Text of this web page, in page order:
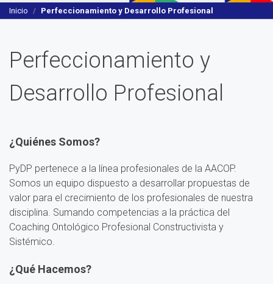
Inicio Perfeccionamiento y Desarrollo Profesional
Perfeccionamiento y
Desarrollo Profesional
¿Quiénes Somos?
PyDP pertenece a la línea profesionales de la AACOP.
Somos un equipo dispuesto a desarrollar propuestas de
valor para el crecimiento de los profesionales de nuestra
disciplina. Sumando competencias a la práctica del
Coaching Ontológico Profesional Constructivista y
Sistémico.
¿Qué Hacemos?